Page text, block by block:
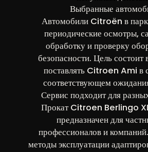
Выбранные
Автомобили Citroën в
периодические осмотры,
обработку и проверку
безопасности. Цель состоит
поставлять Citroen Ami в
соответствующем
Сервис подходит для
Прокат Citroen Berlingo
предназначен для
профессионалов и
методы эксплуатации